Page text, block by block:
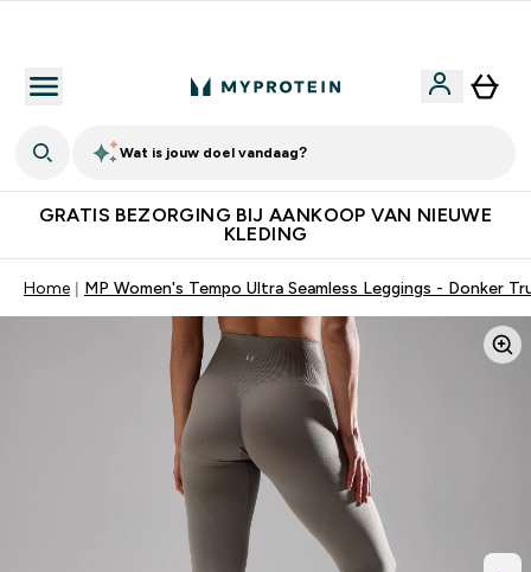
Wat is jouw doel vandaag?
GRATIS BEZORGING BIJ AANKOOP VAN NIEUWE
KLEDING
Home MP Women's Tempo Ultra Seamless Leggings - Donker